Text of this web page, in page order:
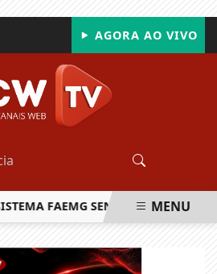
AGORA AO VIVO
FAEMG SENAR LANÇA OMENU